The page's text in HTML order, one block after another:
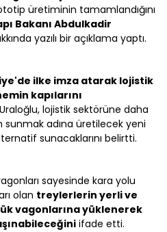
üretiminin tamamlandığını
Bakanı Abdulkadir
yazılı bir açıklama yaptı.
ilke imza atarak lojistik
kapılarını
Uraloğlu, lojistik sektörüne daha
adına üretilecek yeni
sunacaklarını belirtti.
sayesinde kara yolu
olan treylerlerin yerli ve
vagonlarına yüklenerek
ifade etti.